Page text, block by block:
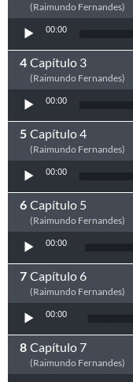
(Raimundo Fernandes)
Tocador de áudio
00:00
Capítulo 3
(Raimundo Fernandes)
Tocador de áudio
00:00
Capítulo 4
(Raimundo Fernandes)
Tocador de áudio
00:00
Capítulo 5
(Raimundo Fernandes)
Tocador de áudio
00:00
Capítulo 6
(Raimundo Fernandes)
Tocador de áudio
00:00
Capítulo 7
(Raimundo Fernandes)